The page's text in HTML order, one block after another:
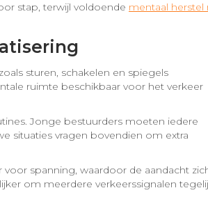
stap, terwijl voldoende mentaal herstel
sturen, schakelen en spiegels
ruimte beschikbaar voor het verkeer
Jonge bestuurders moeten iedere
situaties vragen bovendien om extra
spanning, waardoor de aandacht
om meerdere verkeerssignalen